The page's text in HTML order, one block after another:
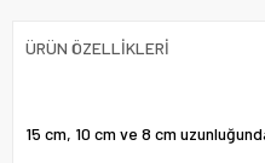
ÜRÜN ÖZELLIKLERI
15 cm, 10 cm ve 8 cm